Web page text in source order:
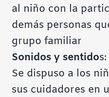
al niño con la
demás personas
grupo familiar
Sonidos y sentidos:
Se dispuso a los
sus cuidadores en